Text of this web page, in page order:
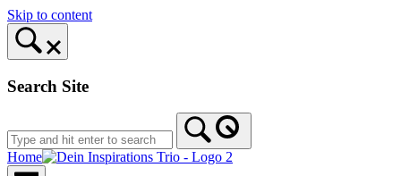
Skip to content
Search Site
Home